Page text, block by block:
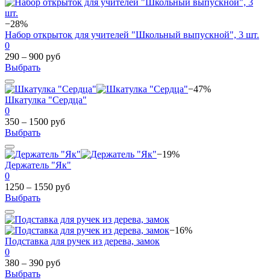
−28%
Набор открыток для учителей "Школьный выпускной", 3 шт.
0
290 – 900 руб
Выбрать
−47%
Шкатулка "Сердца"
0
350 – 1500 руб
Выбрать
−19%
Держатель "Як"
0
1250 – 1550 руб
Выбрать
−16%
Подставка для ручек из дерева, замок
0
380 – 390 руб
Выбрать